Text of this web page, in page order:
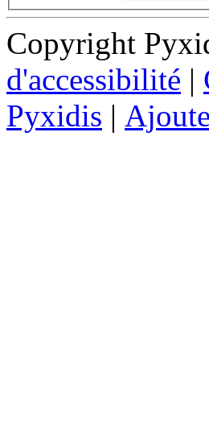
Copyright
d'accessibilité |
Pyxidis |